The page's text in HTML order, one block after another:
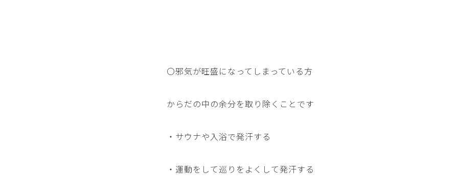
〇邪気が旺盛になってしまっている方
からだの中の余分を取り除くことです
・サウナや入浴で発汗する
・運動をして巡りをよくして発汗する